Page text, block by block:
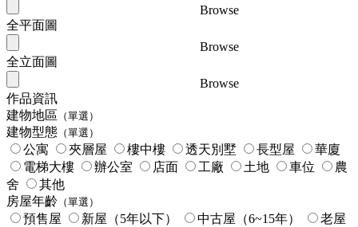
Browse
全平面圖
Browse
全立面圖
Browse
作品資訊
建物地區 （單選）
建物型態 （單選）
公寓 夾層屋 樓中樓 透天別墅 長型屋
華廈
電梯大樓
辦公室 店面 工廠 土地 車位
農
舍
其他
房屋年齡 （單選）
預售屋 新屋（5年以下） 中古屋（6~15年）
老屋